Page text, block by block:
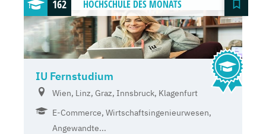
162 HOCHSCHULE DES MONATS
IU Fernstudium
Wien, Linz, Graz, Innsbruck, Klagenfurt
E-Commerce, Wirtschaftsingenieurwesen,
Angewandte...